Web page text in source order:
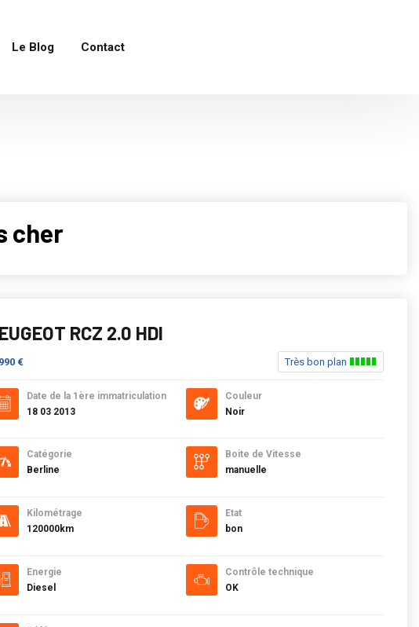
Le Blog Contact
cher
RCZ 2.0 HDI
€ Très bon plan
Date de la 1ère immatriculation
18 03 2013
Catégorie
Berline
Kilométrage
120000km
Energie
Diesel
Couleur
Noir
Boite de Vitesse
manuelle
Etat
bon
Contrôle technique
OK